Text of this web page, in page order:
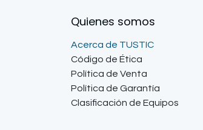
Quienes somos
Acerca de TUSTIC
Código de Ética
Política de Venta
Política de Garantía
Clasificación de Equipos